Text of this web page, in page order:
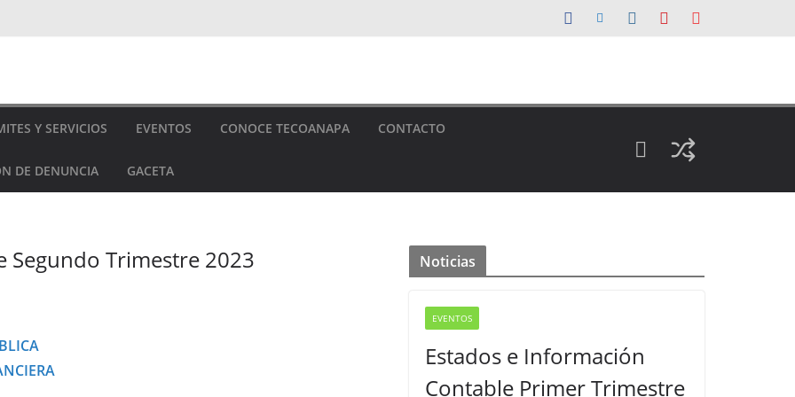
Y SERVICIOS EVENTOS CONOCE TECOANAPA CONTACTO
DE DENUNCIA GACETA
Segundo Trimestre 2023 Noticias
EVENTOS
Estados e Información
Contable Primer Trimestre